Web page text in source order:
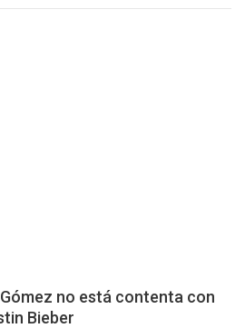
no está contenta con
Bieber